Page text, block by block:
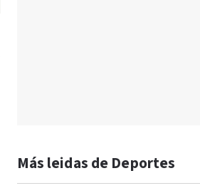
Más leidas de Deportes